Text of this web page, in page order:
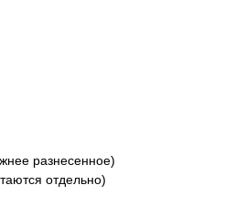
разнесенное)
отдельно)